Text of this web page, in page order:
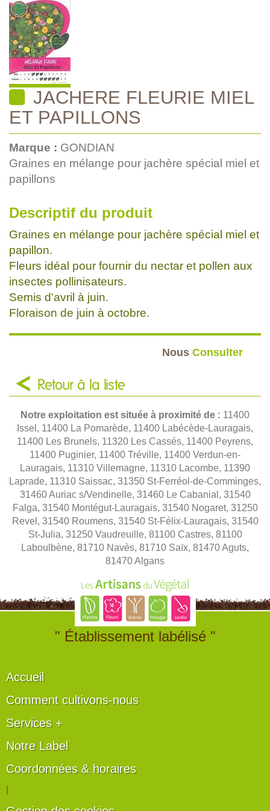
JACHERE FLEURIE MIEL
ET PAPILLONS
Marque : GONDIAN
Graines en mélange pour jachère spécial miel et
papillons
Descriptif du produit
Graines en mélange pour jachère spécial miel et
papillon.
Fleurs idéal pour fournir du nectar et pollen aux
insectes pollinisateurs.
Semis d'avril à juin.
Floraison de juin à octobre.
Nous Consulter
Retour à la liste
Notre exploitation est située à proximité de : 11400
Issel, 11400 La Pomarède, 11400 Labécède-Lauragais,
11400 Les Brunels, 11320 Les Cassés, 11400 Peyrens,
11400 Puginier, 11400 Tréville, 11400 Verdun-en-
Lauragais, 11310 Villemagne, 11310 Lacombe, 11390
Laprade, 11310 Saissac, 31350 St-Ferréol-de-Comminges,
31460 Auriac s/Vendinelle, 31460 Le Cabanial, 31540
Falga, 31540 Montégut-Lauragais, 31540 Nogaret, 31250
Revel, 31540 Roumens, 31540 St-Félix-Lauragais, 31540
St-Julia, 31250 Vaudreuille, 81100 Castres, 81100
Laboulbène, 81710 Navès, 81710 Saïx, 81470 Aguts,
81470 Algans
" Établissement labélisé "
Accueil
Comment cultivons-nous
Services +
Notre Label
Coordonnées & horaires